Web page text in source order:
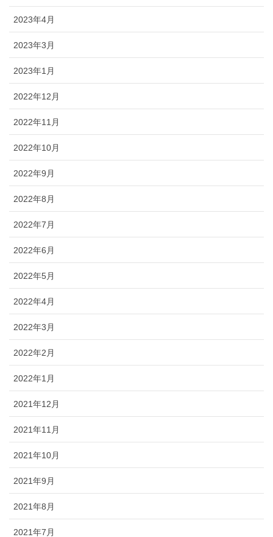
2023年4月
2023年3月
2023年1月
2022年12月
2022年11月
2022年10月
2022年9月
2022年8月
2022年7月
2022年6月
2022年5月
2022年4月
2022年3月
2022年2月
2022年1月
2021年12月
2021年11月
2021年10月
2021年9月
2021年8月
2021年7月